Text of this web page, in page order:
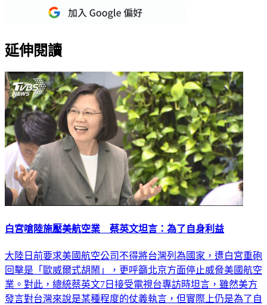
延伸閱讀
白宮嗆陸施壓美航空業 蔡英文坦言：為了自身利益
大陸日前要求美國航空公司不得將台灣列為國家，遭白宮重砲
回擊是「歐威爾式胡鬧」，更呼籲北京方面停止威脅美國航空
業。對此，總統蔡英文7日接受電視台專訪時坦言，雖然美方
發言對台灣來說是某種程度的仗義執言，但實際上仍是為了自